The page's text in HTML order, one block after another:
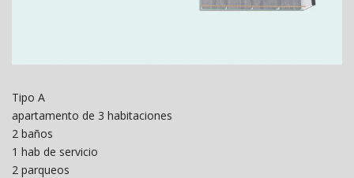
Tipo A
apartamento de 3 habitaciones
2 baños
1 hab de servicio
2 parqueos